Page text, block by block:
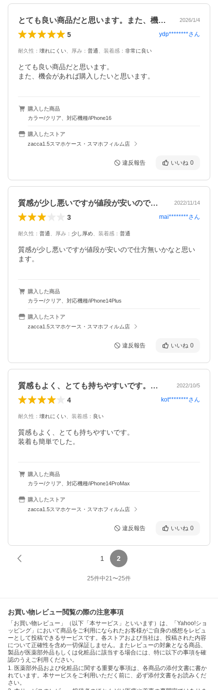
とても良い商品だと思います。また、機会… 2026/1/4
5 ydp********さん
耐久性 ： 壊れにくい 厚み ： 普通 装着感 ： 非常に良い
とても良い商品だと思います。
また、機会があれば購入したいと思います。
購入した商品
カラー/クリア、対応機種/iPhone16
購入したストア
zacca1.5スマホケース・スマホフィルム店
違反報告 いいね 0
質感が少し悪いですが値段が安いので仕方… 2022/11/14
3 mai********さん
耐久性 ： 普通 厚み ： 少し厚め 装着感 ： 普通
質感が少し悪いですが値段が安いので仕方無いかなと思い
ます。
購入した商品
カラー/クリア、対応機種/iPhone14Plus
購入したストア
zacca1.5スマホケース・スマホフィルム店
違反報告 いいね 0
質感もよく、とても持ちやすいです。装着… 2022/10/5
4 kot********さん
耐久性 ： 壊れにくい 装着感 ： 良い
質感もよく、とても持ちやすいです。
装着も簡単でした。
購入した商品
カラー/クリア、対応機種/iPhone14ProMax
購入したストア
zacca1.5スマホケース・スマホフィルム店
違反報告 いいね 0
1 2
25件中21〜25件
お買い物レビュー閲覧の際の注意事項
「お買い物レビュー」（以下「本サービス」といいます）は、「Yahoo!ショ
ッピング」において商品をご利用になられたお客様がご自身の感想をレビュ
ーとして投稿できるサービスです。各ストアおよび当社は、投稿された内容
について正確性を含め一切保証しません。またレビューの対象となる商品、
製品が医薬部外品もしくは化粧品に該当する場合には、特に以下の事項を確
認のうえご利用ください。
1. 医薬部外品および化粧品に関する重要な事項は、各商品の添付文書に書か
れています。本サービスをご利用いただく前に、必ず添付文書をお読みくだ
さい。